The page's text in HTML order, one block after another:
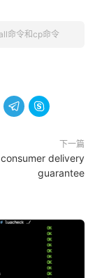
命令和cp命令
 
下一篇
delivery
guarantee